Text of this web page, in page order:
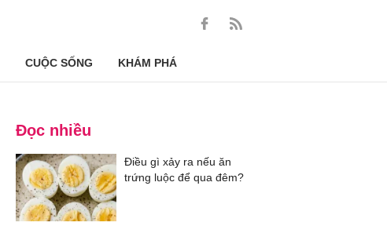
CUỘC SỐNG KHÁM PHÁ
Đọc nhiều
Điều gì xảy ra nếu ăn
trứng luộc để qua đêm?